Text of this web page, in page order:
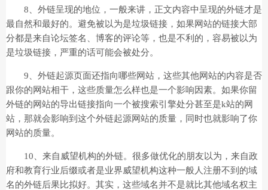
8、外链呈现的地位，一般来讲，正文内容中呈现的外链才是
最自然和最好的。避免被以为是垃圾链接，如果网站的链接大部
分都是来自论坛签名、博客的评论等，也是不利的，容易被以为
是垃圾链接，严重的话可能会被处分。
9、外链起源页面还指向哪些网站，这些其他网站的内容是否
跟你的网站相干，这些质量怎么样也是一个影响因素。如果你留
外链的网站的导出链接指向一个被搜索引擎处分甚至是k站的网
站，那就会影响到这个外链起源网站的质量，同时也就影响了你
网站的质量。
10、来自威望机构的外链。很多做优化的朋友以为，来自政
府和教育行业后缀或者是业界威望机构这种一般人注册不到的域
名的外链后果比拟好。其实，这些域名并不是就比其他域名权主